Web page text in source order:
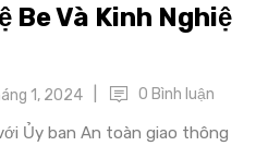
Be Và Kinh Nghiệ
1, 2024 0 Bình luận
Ủy ban An toàn giao thông